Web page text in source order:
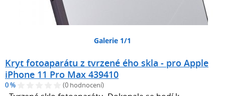
Galerie 1/1
Kryt fotoaparátu z tvrzené ého skla - pro Apple
iPhone 11 Pro Max 439410
0 % (0 hodnocení)